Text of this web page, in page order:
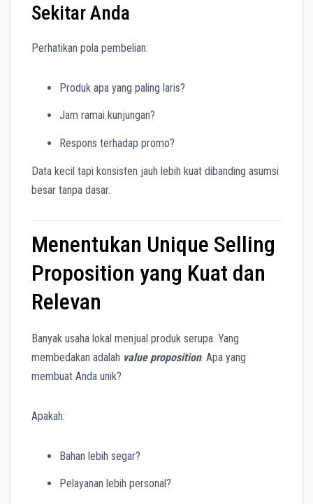
Sekitar Anda
Perhatikan pola pembelian:
Produk apa yang paling laris?
Jam ramai kunjungan?
Respons terhadap promo?
Data kecil tapi konsisten jauh lebih kuat dibanding asumsi
besar tanpa dasar.
Menentukan Unique Selling
Proposition yang Kuat dan
Relevan
Banyak usaha lokal menjual produk serupa. Yang
membedakan adalah value proposition. Apa yang
membuat Anda unik?
Apakah:
Bahan lebih segar?
Pelayanan lebih personal?